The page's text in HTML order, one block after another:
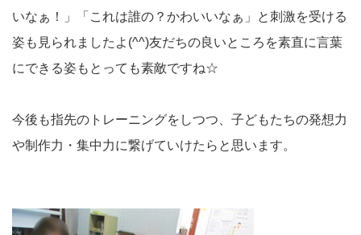
いなぁ！」「これは誰の？かわいいなぁ」と刺激を受ける
姿も見られましたよ(^^)友だちの良いところを素直に言葉
にできる姿もとっても素敵ですね☆
今後も指先のトレーニングをしつつ、子どもたちの発想力
や制作力・集中力に繋げていけたらと思います。